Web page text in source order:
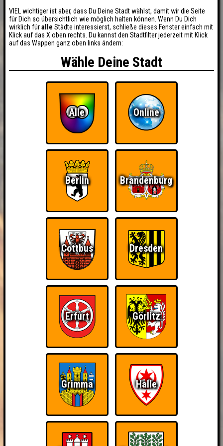
VIEL wichtiger ist aber, dass Du Deine Stadt wählst, damit wir die Seite
für Dich so übersichtlich wie möglich halten können. Wenn Du Dich
wirklich füralle Städte interessierst, schließe dieses Fenster einfach mit
Klick auf das X oben rechts. Du kannst den Stadtfilter jederzeit mit Klick
auf das Wappen ganz oben links ändern:
Wähle Deine Stadt
Alle Online
Berlin Brandenburg
Cottbus Dresden
Erfurt Görlitz
Grimma Halle